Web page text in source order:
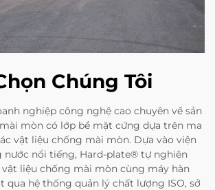
Chúng Tôi
nghiệp công nghệ cao chuyên về sản
mòn có lớp bề mặt cứng dựa trên ma
vật liệu chống mài mòn. Dựa vào viện
nước nổi tiếng, Hard-plate® tự nghiên
liệu chống mài mòn cùng máy hàn
qua hệ thống quản lý chất lượng ISO, sở